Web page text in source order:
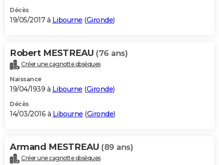
Décès
19/05/2017 à Libourne (Gironde)
Robert MESTREAU (76 ans)
Créer une cagnotte obsèques
Naissance
19/04/1939 à Libourne (Gironde)
Décès
14/03/2016 à Libourne (Gironde)
Armand MESTREAU (89 ans)
Créer une cagnotte obsèques